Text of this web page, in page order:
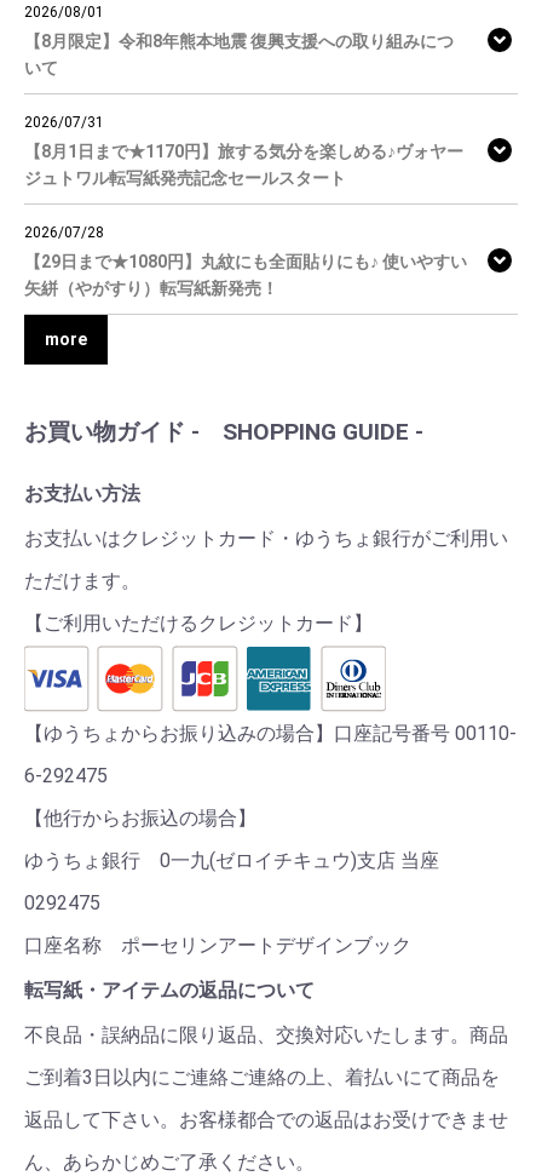
2026/08/01
【8月限定】令和8年熊本地震 復興支援への取り組みにつ
いて
2026/07/31
【8月1日まで★1170円】旅する気分を楽しめる♪ヴォヤー
ジュトワル転写紙発売記念セールスタート
2026/07/28
【29日まで★1080円】丸紋にも全面貼りにも♪ 使いやすい
矢絣（やがすり）転写紙新発売！
more
お買い物ガイド - SHOPPING GUIDE -
お支払い方法
お支払いはクレジットカード・ゆうちょ銀行がご利用い
ただけます。
【ご利用いただけるクレジットカード】
【ゆうちょからお振り込みの場合】口座記号番号 00110-
6-292475
【他行からお振込の場合】
ゆうちょ銀行 0一九(ゼロイチキュウ)支店 当座
0292475
口座名称 ポーセリンアートデザインブック
転写紙・アイテムの返品について
不良品・誤納品に限り返品、交換対応いたします。商品
ご到着3日以内にご連絡ご連絡の上、着払いにて商品を
返品して下さい。お客様都合での返品はお受けできませ
ん、あらかじめご了承ください。